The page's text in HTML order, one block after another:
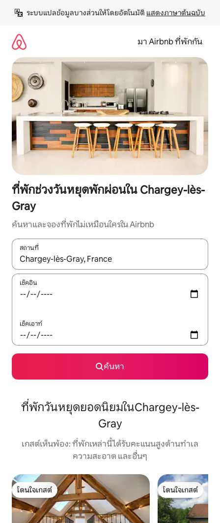
เนื้อหา
ระบบแปลข้อมูลบางส่วนให้โดยอัตโนมัติ แสดงภาษาต้นฉบับ
มา Airbnb ที่พักกัน
ที่พักช่วงวันหยุดพักผ่อนใน Chargey-lès-
Gray
ค้นหาและจองที่พักไม่เหมือนใครใน Airbnb
สถานที่
ใช้ลูกศรขึ้นลง หรือใช้การสัมผัสหรือปัด เพื่อสำรวจผลการค้นหา
เช็คอิน
เช็คเอาท์
ค้นหา
ที่พักวันหยุดยอดนิยมในChargey-lès-
Gray
เกสต์เห็นพ้อง: ที่พักเหล่านี้ได้รับคะแนนสูงด้านทำเล
ความสะอาด และอื่นๆ
โดนใจเกสต์
โดนใจเกสต์
โดนใจเกสต์
โดนใจเกสต์